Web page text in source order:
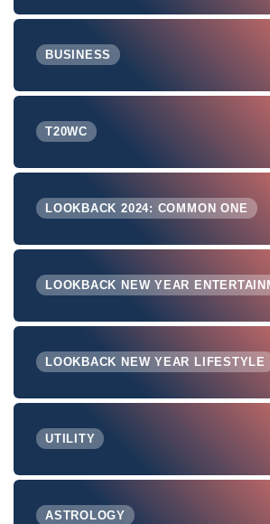
BUSINESS
T20WC
LOOKBACK 2024: COMMON ONE
LOOKBACK NEW YEAR
LOOKBACK NEW YEAR LIFESTYLE
UTILITY
ASTROLOGY